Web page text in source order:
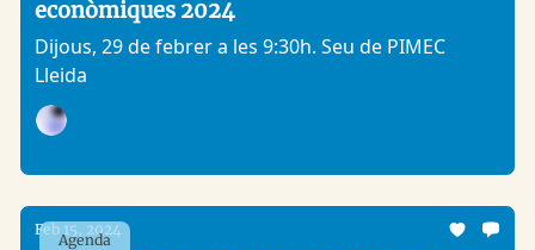
econòmiques 2024
Dijous, 29 de febrer a les 9:30h. Seu de PIMEC
Lleida
Agenda
Feb 15, 2024